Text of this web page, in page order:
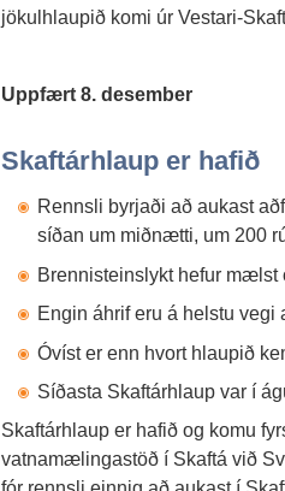
jökulhlaupið komi úr Vestari-
Uppfært 8. desember
Skaftárhlaup er hafið
Rennsli byrjaði að aukast
síðan um miðnætti, um 200
Brennisteinslykt hefur mælst
Engin áhrif eru á helstu vegi
Óvíst er enn hvort hlaupið
Síðasta Skaftárhlaup var í
Skaftárhlaup er hafið og komu
vatnamælingastöð í Skaftá við